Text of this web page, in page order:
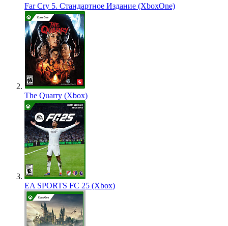
Far Cry 5. Стандартное Издание (XboxOne)
The Quarry (Xbox)
EA SPORTS FC 25 (Xbox)